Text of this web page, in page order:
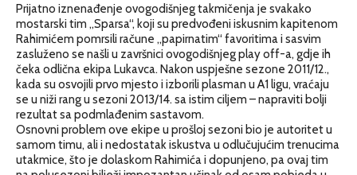
Prijatno iznenađenje ovogodišnjeg takmičenja je svakako
mostarski tim „Sparsa“, koji su predvođeni iskusnim kapitenom
Rahimićem pomrsili račune „papirnatim“ favoritima i sasvim
zasluženo se našli u završnici ovogodišnjeg play off-a, gdje ih
čeka odlična ekipa Lukavca. Nakon uspješne sezone 2011/12.,
kada su osvojili prvo mjesto i izborili plasman u A1 ligu, vraćaju
se u niži rang u sezoni 2013/14. sa istim ciljem – napraviti bolji
rezultat sa podmlađenim sastavom.
Osnovni problem ove ekipe u prošloj sezoni bio je autoritet u
samom timu, ali i nedostatak iskustva u odlučujućim trenucima
utakmice, što je dolaskom Rahimića i dopunjeno, pa ovaj tim